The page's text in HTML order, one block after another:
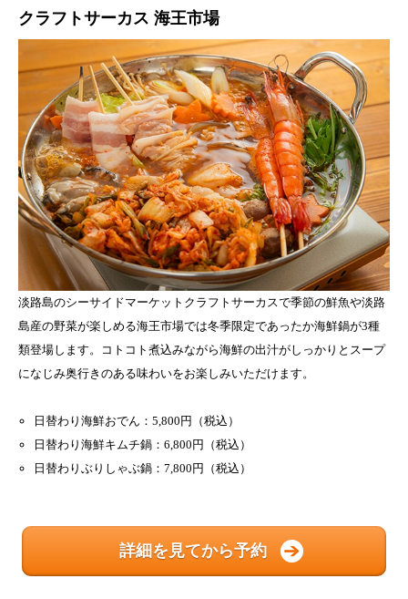
クラフトサーカス 海王市場
淡路島のシーサイドマーケットクラフトサーカスで季節の鮮魚や淡路
島産の野菜が楽しめる海王市場では冬季限定であったか海鮮鍋が3種
類登場します。コトコト煮込みながら海鮮の出汁がしっかりとスープ
になじみ奥行きのある味わいをお楽しみいただけます。
日替わり海鮮おでん：5,800円（税込）
日替わり海鮮キムチ鍋：6,800円（税込）
日替わりぶりしゃぶ鍋：7,800円（税込）
詳細を見てから予約